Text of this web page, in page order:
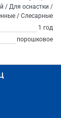
/ Для оснастки /
/ Слесарные
1 год
порошковое